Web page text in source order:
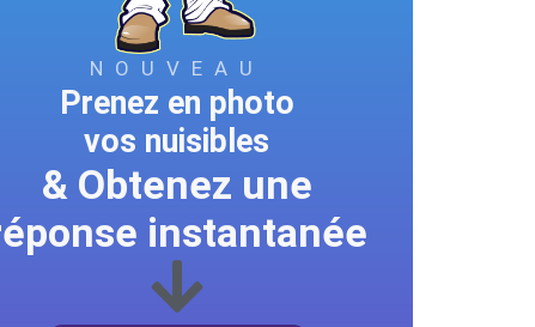
NOUVEAU
Prenez en photo
vos nuisibles
& Obtenez une
instantanée